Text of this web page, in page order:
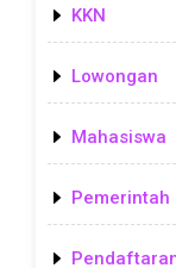
KKN
Lowongan
Mahasiswa
Pemerintah